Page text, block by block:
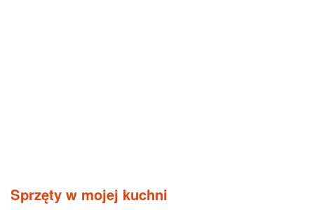
Sprzęty w mojej kuchni